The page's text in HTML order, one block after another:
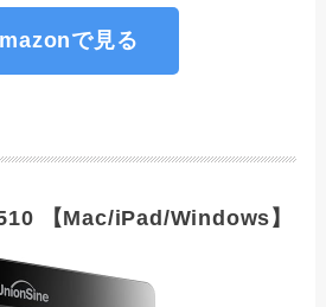
で見る
【Mac/iPad/Windows】